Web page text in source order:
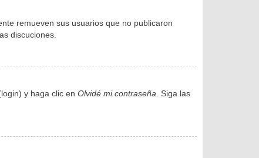
remueven sus usuarios que no publicaron
discuciones.
y haga clic en Olvidé mi contraseña . Siga las